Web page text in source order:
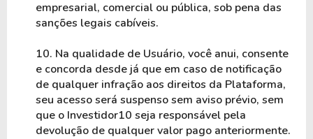
empresarial, comercial ou pública, sob pena das
sanções legais cabíveis.
10. Na qualidade de Usuário, você anui, consente
e concorda desde já que em caso de notificação
de qualquer infração aos direitos da Plataforma,
seu acesso será suspenso sem aviso prévio, sem
que o Investidor10 seja responsável pela
devolução de qualquer valor pago anteriormente.